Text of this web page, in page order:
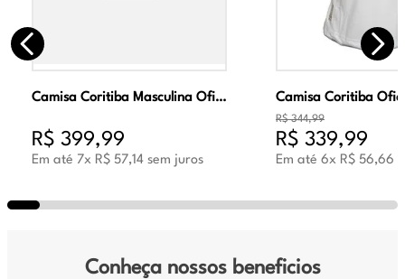
Camisa Coritiba Masculina Oficial Jogo 2 2026 Verde
R$ 399,99
Em até 7x R$ 57,14 sem juros
R$ 344,99
R$ 339,99
Em até 6x R$ 56,66
Conheça nossos beneficios